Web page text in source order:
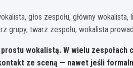
głos zespołu, główny
grupy, twarz zespołu, wokalista
wokalistą. W wielu zespołach
ze sceną — nawet jeśli